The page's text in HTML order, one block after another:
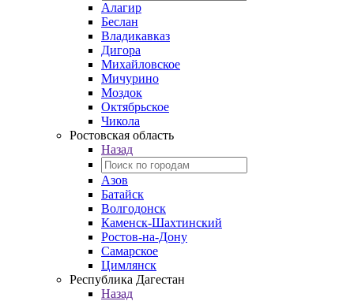
Алагир
Беслан
Владикавказ
Дигора
Михайловское
Мичурино
Моздок
Октябрьское
Чикола
Ростовская область
Назад
Азов
Батайск
Волгодонск
Каменск-Шахтинский
Ростов-на-Дону
Самарское
Цимлянск
Республика Дагестан
Назад